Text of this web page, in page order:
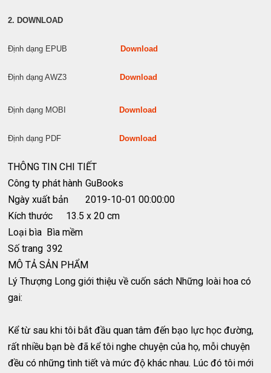
2. DOWNLOAD
Định dạng EPUB Download
Định dạng AWZ3 Download
Định dạng MOBI Download
Định dạng PDF Download
THÔNG TIN CHI TIẾT
Công ty phát hành GuBooks
Ngày xuất bản
2019-10-01 00:00:00
Kích thước
13.5 x 20 cm
Loại bìa Bìa mềm
Số trang 392
MÔ TẢ SẢN PHẨM
Lý Thượng Long giới thiệu về cuốn sách Những loài hoa có
gai:
Kể từ sau khi tôi bắt đầu quan tâm đến bạo lực học đường,
rất nhiều bạn bè đã kể tôi nghe chuyện của họ, mỗi chuyện
đều có những tình tiết và mức độ khác nhau. Lúc đó tôi mới